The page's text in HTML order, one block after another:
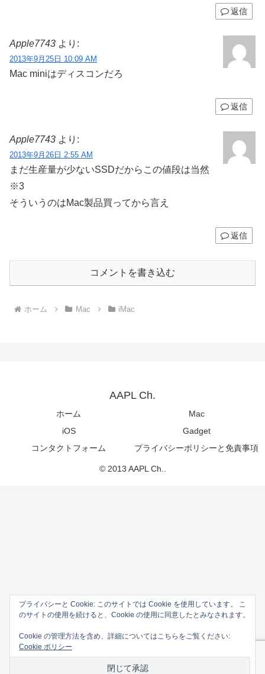
返信
Apple7743 より:
2013年9月25日 10:09 AM
Mac miniはディスコンだろ
返信
Apple7743 より:
2013年9月26日 2:55 AM
まだ生産量が少ないSSDだからこの値段は当然
※3
そういうのはMac製品買ってから言え
返信
コメントを書き込む
ホーム Mac iMac
AAPL Ch.
ホーム
Mac
iOS
Gadget
コンタクトフォーム
プライバシーポリシーと免責事項
© 2013 AAPL Ch..
プライバシーと Cookie: このサイトでは Cookie を使用しています。 こ
のサイトの使用を続けると、Cookie の使用に同意したとみなされます。
Cookie の管理方法を含め、詳細についてはこちらをご覧ください:
Cookie ポリシー